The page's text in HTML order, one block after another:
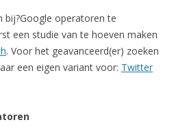
bij?Google operatoren te
een studie van te hoeven maken
. Voor het geavanceerd(er) zoeken
een eigen variant voor: Twitter